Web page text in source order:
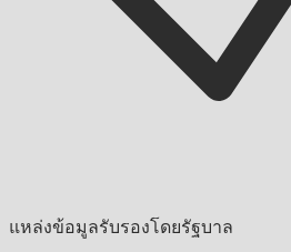
แหล่งข้อมูลรับรองโดยรัฐบาล